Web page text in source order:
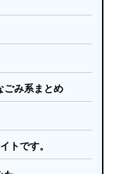
ごみ系まとめ
トです。